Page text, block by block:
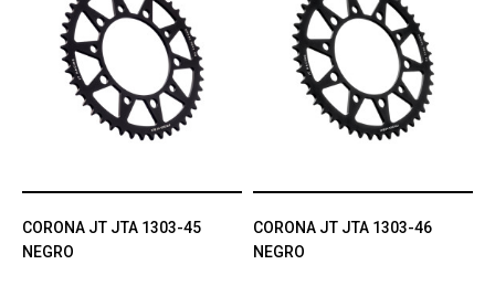
CORONA JT JTA 1303-45
NEGRO
CORONA JT JTA 1303-46
NEGRO